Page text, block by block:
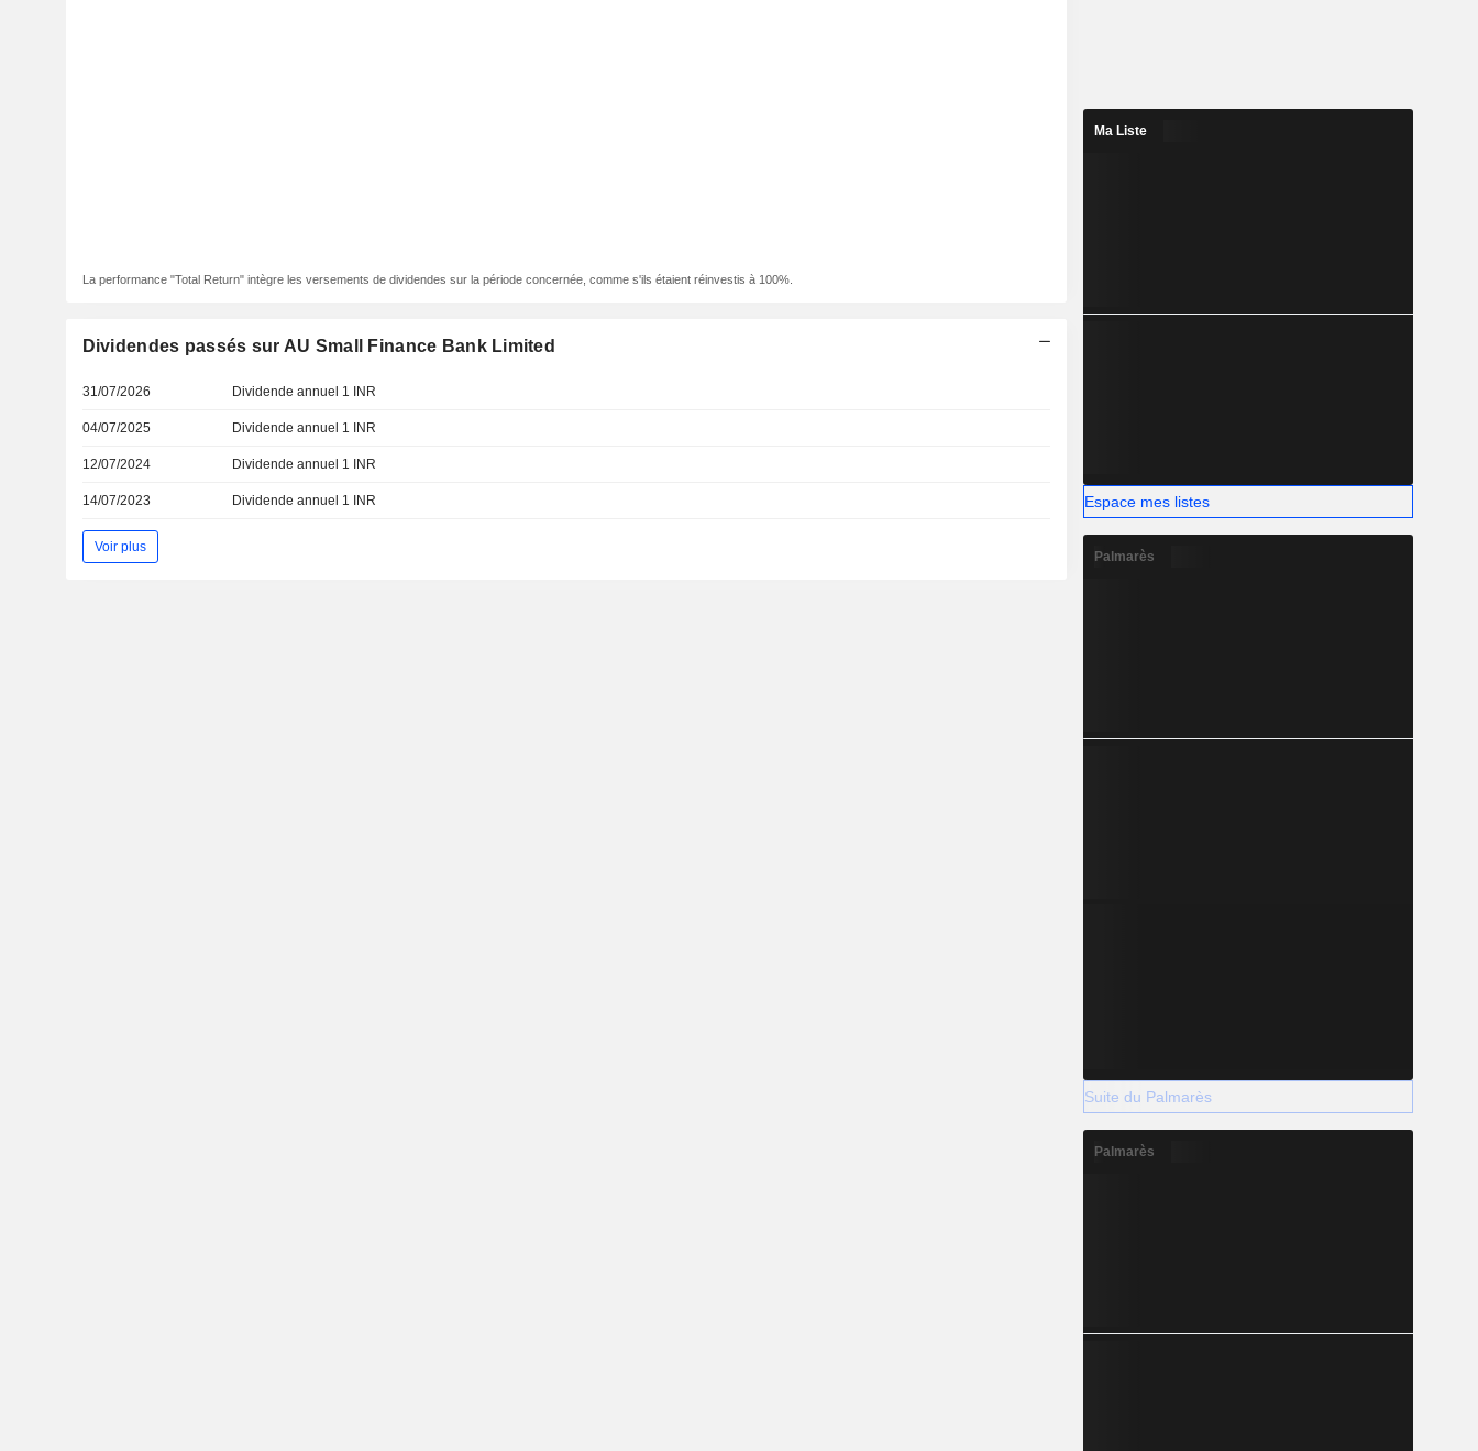
La performance "Total Return" intègre les versements de dividendes sur la période concernée, comme s'ils étaient réinvestis à 100%.
Dividendes passés sur AU Small Finance Bank Limited
31/07/2026 Dividende annuel 1 INR
04/07/2025 Dividende annuel 1 INR
12/07/2024 Dividende annuel 1 INR
14/07/2023 Dividende annuel 1 INR
Voir plus
Ma Liste
Espace mes listes
Palmarès
Suite du Palmarès
Palmarès